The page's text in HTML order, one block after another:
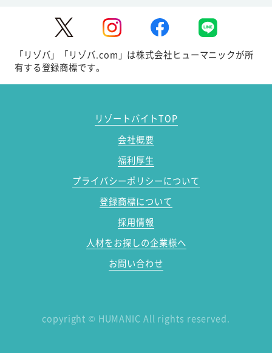
「リゾバ」「リゾバ.com」は株式会社ヒューマニックが所
有する登録商標です。
リゾートバイトTOP
会社概要
福利厚生
プライバシーポリシーについて
登録商標について
採用情報
人材をお探しの企業様へ
お問い合わせ
copyright © HUMANIC All rights reserved.